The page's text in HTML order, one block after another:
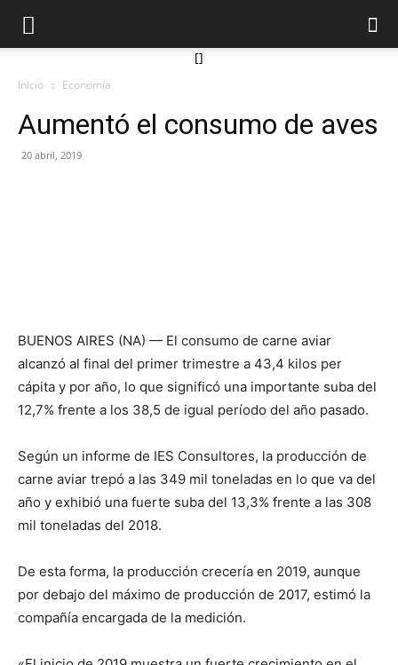
[]
Inicio Economía
Aumentó el consumo de aves
20 abril, 2019
BUENOS AIRES (NA) — El consumo de carne aviar
alcanzó al final del primer trimestre a 43,4 kilos per
cápita y por año, lo que significó una importante suba del
12,7% frente a los 38,5 de igual período del año pasado.
Según un informe de IES Consultores, la producción de
carne aviar trepó a las 349 mil toneladas en lo que va del
año y exhibió una fuerte suba del 13,3% frente a las 308
mil toneladas del 2018.
De esta forma, la producción crecería en 2019, aunque
por debajo del máximo de producción de 2017, estimó la
compañía encargada de la medición.